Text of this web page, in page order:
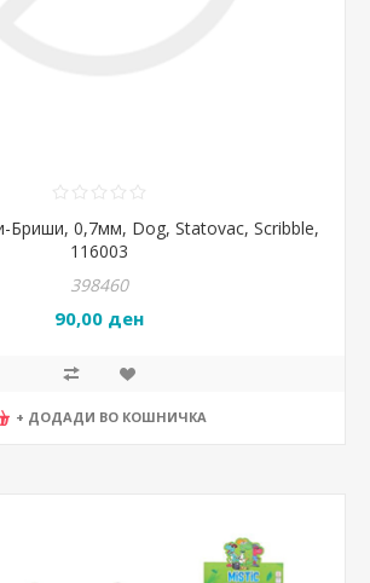
Бриши, 0,7мм, Dog, Statovac, Scribble,
116003
398460
90,00 ден
+ ДОДАДИ ВО КОШНИЧКА